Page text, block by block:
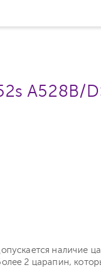
A528B/
наличие
2 царапин,